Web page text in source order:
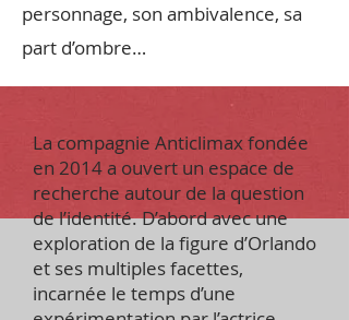
personnage, son ambivalence, sa
part d’ombre…
​La compagnie Anticlimax fondée
en 2014 a ouvert un espace de
recherche autour de la question
de l’identité. D’abord avec une
exploration de la figure d’Orlando
et ses multiples facettes,
incarnée le temps d’une